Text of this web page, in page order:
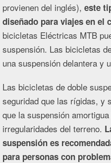
provienen del inglés),este
diseñado para viajes en el
bicicletas Eléctricas MTB
suspensión. Las bicicletas
una suspensión delantera y
Las bicicletas de doble
seguridad que las rígidas, y
que la suspensión
irregularidades del terreno.
suspensión es
para personas con